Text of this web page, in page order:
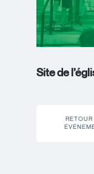
Site de
RETOUR